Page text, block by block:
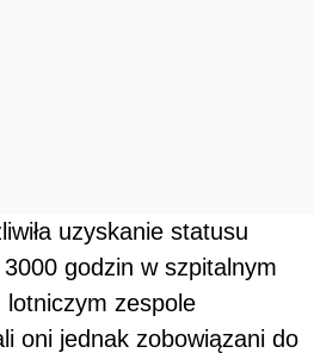
uzyskanie statusu
godzin w szpitalnym
zespole
oni jednak zobowiązani do